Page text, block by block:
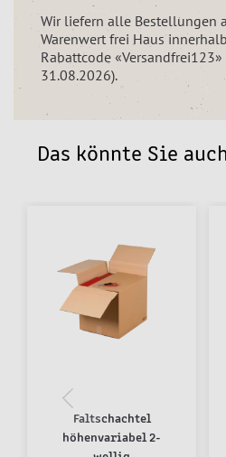
Wir liefern alle Bestellungen
Warenwert frei Haus
Rabattcode
31.08.2026).
Das könnte Sie
Faltschachtel
höhenvariabel 2-